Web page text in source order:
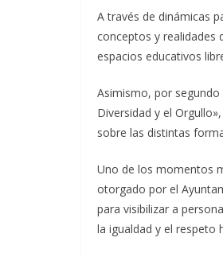
A través de dinámicas
conceptos y realidades
espacios educativos
Asimismo, por
Diversidad y el
sobre las distintas
Uno de los momentos
otorgado por el
para visibilizar a
la igualdad y el respeto